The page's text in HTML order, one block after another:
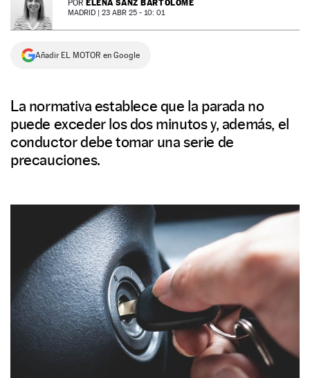
NEWSLETTER
SÍGUENOS
POR ELENA SANZ BARTOLOMÉ
MADRID | 23 ABR 25 - 10: 01
Añadir EL MOTOR en Google
La normativa establece que la parada no
puede exceder los dos minutos y, además, el
conductor debe tomar una serie de
precauciones.